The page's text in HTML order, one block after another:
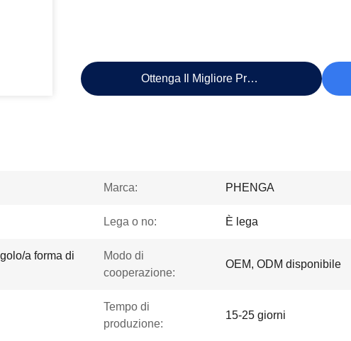
Ottenga Il Migliore Prezzo
Marca: PHENGA
Lega o no: È lega
a forma di
Modo di
cooperazione:
OEM, ODM disponibile
Tempo di
produzione:
15-25 giorni